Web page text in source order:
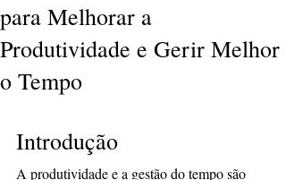
para Melhorar a
Produtividade e Gerir Melhor
o Tempo
Introdução
A produtividade e a gestão do tempo são